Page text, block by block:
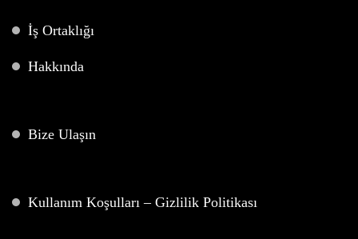
İş Ortaklığı
Hakkında
Bize Ulaşın
Kullanım Koşulları – Gizlilik Politikası